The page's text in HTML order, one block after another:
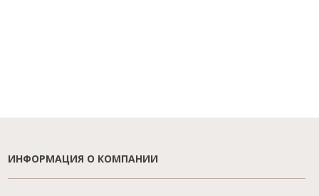
ИНФОРМАЦИЯ О КОМПАНИИ